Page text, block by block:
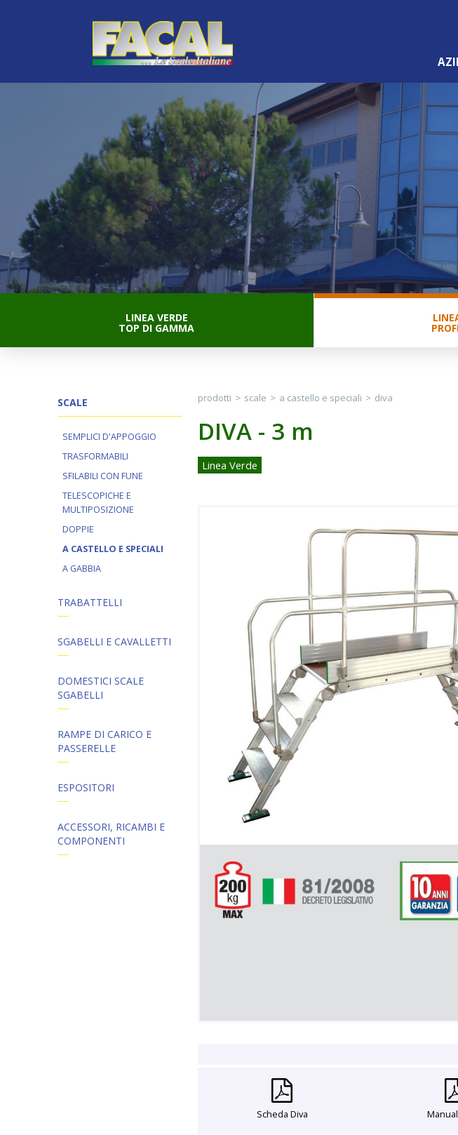
LINEA VERDE
TOP DI GAMMA
SCALE
SEMPLICI D'APPOGGIO
TRASFORMABILI
SFILABILI CON FUNE
TELESCOPICHE E
MULTIPOSIZIONE
DOPPIE
A CASTELLO E SPECIALI
A GABBIA
TRABATTELLI
SGABELLI E CAVALLETTI
DOMESTICI SCALE
SGABELLI
RAMPE DI CARICO E
PASSERELLE
ESPOSITORI
ACCESSORI, RICAMBI E
COMPONENTI
prodotti > scale > a castello e speciali > diva
DIVA - 3 m
Linea Verde
Scheda Diva